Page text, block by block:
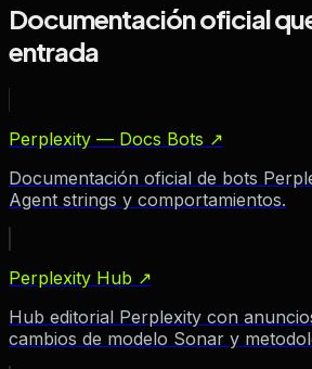
Documentación oficial
entrada
Perplexity — Docs Bots ↗
Documentación oficial de bots
Agent strings y comportamientos.
Perplexity Hub ↗
Hub editorial Perplexity con
cambios de modelo Sonar y